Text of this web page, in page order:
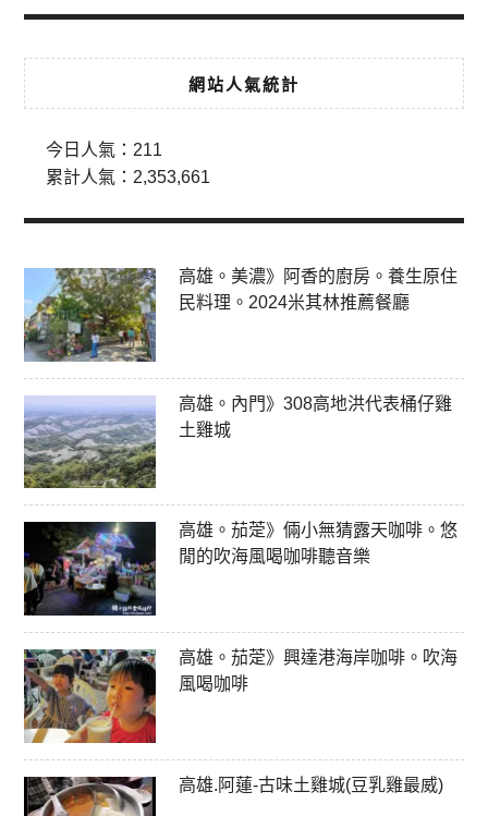
網站人氣統計
今日人氣： 211
累計人氣： 2,353,661
高雄。美濃》阿香的廚房。養生原住
民料理。2024米其林推薦餐廳
高雄。內門》308高地洪代表桶仔雞
土雞城
高雄。茄萣》倆小無猜露天咖啡。悠
閒的吹海風喝咖啡聽音樂
高雄。茄萣》興達港海岸咖啡。吹海
風喝咖啡
高雄.阿蓮-古味土雞城(豆乳雞最威)